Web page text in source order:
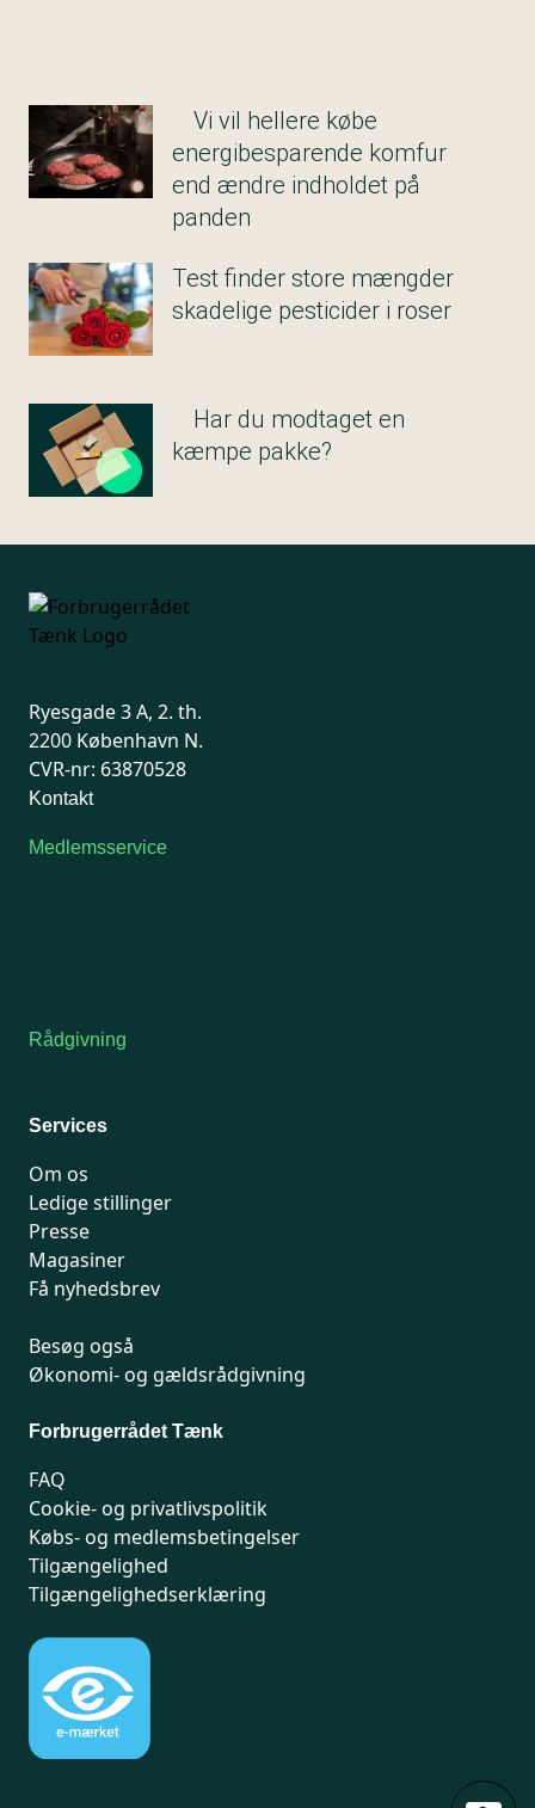
Vi vil hellere købe
energibesparende komfur
end ændre indholdet på
panden
Test finder store mængder
skadelige pesticider i roser
Har du modtaget en
kæmpe pakke?
Ryesgade 3 A, 2. th.
2200 København N.
CVR-nr: 63870528
Kontakt
Medlemsservice
Rådgivning
Services
Om os
Ledige stillinger
Presse
Magasiner
Få nyhedsbrev
Besøg også
Økonomi- og gældsrådgivning
Forbrugerrådet Tænk
FAQ
Cookie- og privatlivspolitik
Købs- og medlemsbetingelser
Tilgængelighed
Tilgængelighedserklæring